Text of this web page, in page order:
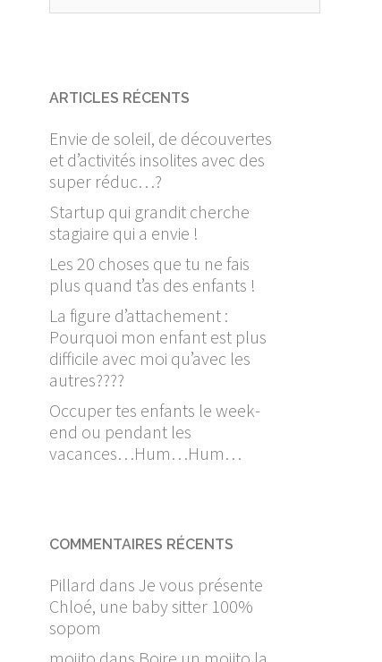
ARTICLES RÉCENTS
Envie de soleil, de découvertes
et d’activités insolites avec des
super réduc…?
Startup qui grandit cherche
stagiaire qui a envie !
Les 20 choses que tu ne fais
plus quand t’as des enfants !
La figure d’attachement :
Pourquoi mon enfant est plus
difficile avec moi qu’avec les
autres????
Occuper tes enfants le week-
end ou pendant les
vacances…Hum…Hum…
COMMENTAIRES RÉCENTS
Pillard dans Je vous présente
Chloé, une baby sitter 100%
sopom